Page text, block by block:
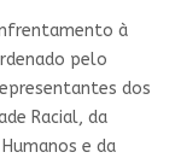
à
pelo
dos
Racial, da
e da